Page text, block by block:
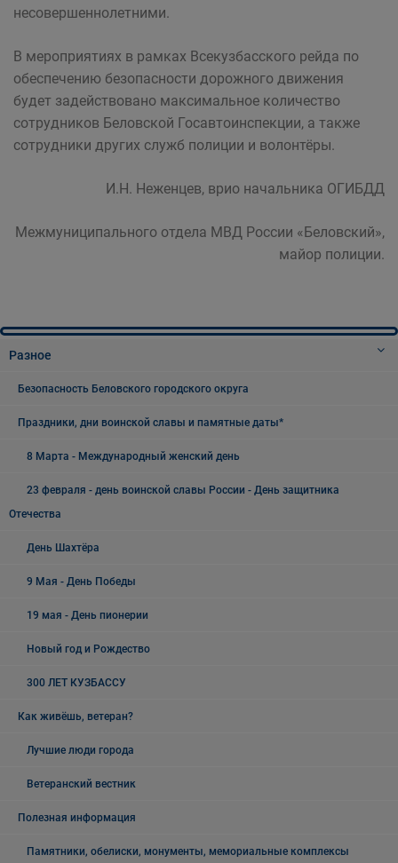
несовершеннолетними.
В мероприятиях в рамках Всекузбасского рейда по
обеспечению безопасности дорожного движения
будет задействовано максимальное количество
сотрудников Беловской Госавтоинспекции, а также
сотрудники других служб полиции и волонтёры.
И.Н. Неженцев, врио начальника ОГИБДД
Межмуниципального отдела МВД России «Беловский»,
майор полиции.
Разное
Безопасность Беловского городского округа
Праздники, дни воинской славы и памятные даты*
8 Марта - Международный женский день
23 февраля - день воинской славы России - День защитника
Отечества
День Шахтёра
9 Мая - День Победы
19 мая - День пионерии
Новый год и Рождество
300 ЛЕТ КУЗБАССУ
Как живёшь, ветеран?
Лучшие люди города
Ветеранский вестник
Полезная информация
Памятники, обелиски, монументы, мемориальные комплексы